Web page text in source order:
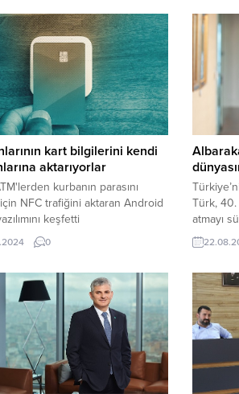
kredinin dolar maliyeti SOFR +
maliyeti ise Euribor + %1,50
gerçekleşti.
Türk
kart bilgilerini kendi
aktarıyorlar
kurbanın parasını
NFC trafiğini aktaran Android
keşfetti
0
Türk, 40.
atmayı